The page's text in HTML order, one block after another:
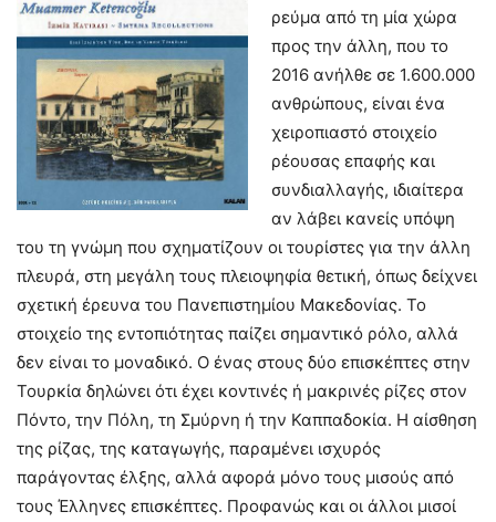
ρεύμα από τη μία χώρα
προς την άλλη, που το
2016 ανήλθε σε 1.600.000
ανθρώπους, είναι ένα
χειροπιαστό στοιχείο
ρέουσας επαφής και
συνδιαλλαγής, ιδιαίτερα
αν λάβει κανείς υπόψη
του τη γνώμη που σχηματίζουν οι τουρίστες για την άλλη
πλευρά, στη μεγάλη τους πλειοψηφία θετική, όπως δείχνει
σχετική έρευνα του Πανεπιστημίου Μακεδονίας. Το
στοιχείο της εντοπιότητας παίζει σημαντικό ρόλο, αλλά
δεν είναι το μοναδικό. Ο ένας στους δύο επισκέπτες στην
Τουρκία δηλώνει ότι έχει κοντινές ή μακρινές ρίζες στον
Πόντο, την Πόλη, τη Σμύρνη ή την Καππαδοκία. Η αίσθηση
της ρίζας, της καταγωγής, παραμένει ισχυρός
παράγοντας έλξης, αλλά αφορά μόνο τους μισούς από
τους Έλληνες επισκέπτες. Προφανώς και οι άλλοι μισοί